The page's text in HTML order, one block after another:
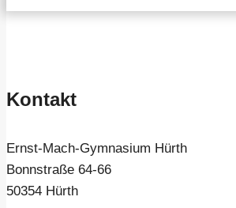
Kontakt
Ernst-Mach-Gymnasium Hürth
Bonnstraße 64-66
50354 Hürth